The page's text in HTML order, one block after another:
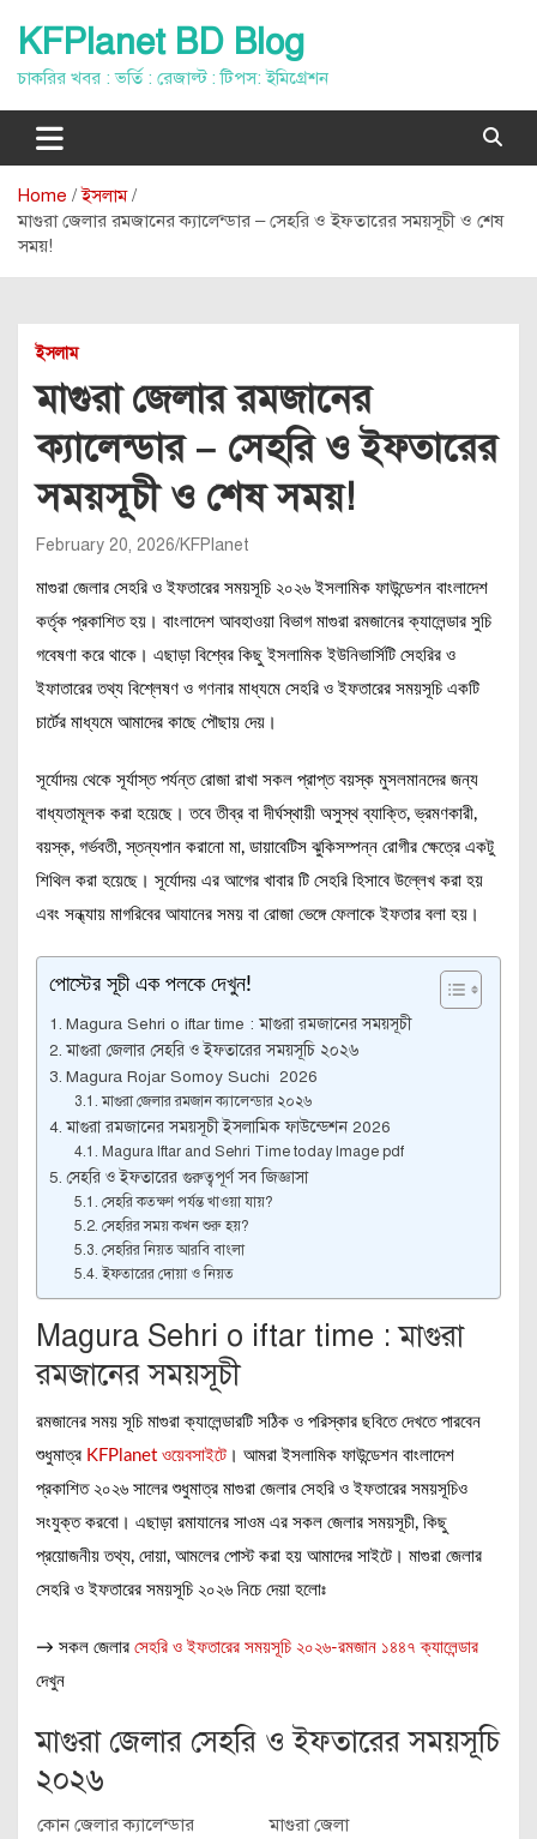
content
KFPlanet BD Blog
চাকরির খবর : ভর্তি : রেজাল্ট : টিপস: ইমিগ্রেশন
Home
ইসলাম
মাগুরা জেলার রমজানের ক্যালেন্ডার – সেহরি ও ইফতারের সময়সূচী ও শেষ
সময়!
ইসলাম
মাগুরা জেলার রমজানের
ক্যালেন্ডার – সেহরি ও ইফতারের
সময়সূচী ও শেষ সময়!
February 20, 2026 KFPlanet
মাগুরা জেলার সেহরি ও ইফতারের সময়সূচি ২০২৬ ইসলামিক ফাউন্ডেশন বাংলাদেশ
কর্তৃক প্রকাশিত হয়। বাংলাদেশ আবহাওয়া বিভাগ মাগুরা রমজানের ক্যালেন্ডার সুচি
গবেষণা করে থাকে। এছাড়া বিশ্বের কিছু ইসলামিক ইউনিভার্সিটি সেহরির ও
ইফাতারের তথ্য বিশ্লেষণ ও গণনার মাধ্যমে সেহরি ও ইফতারের সময়সূচি একটি
চার্টের মাধ্যমে আমাদের কাছে পৌছায় দেয়।
সূর্যোদয় থেকে সূর্যাস্ত পর্যন্ত রোজা রাখা সকল প্রাপ্ত বয়স্ক মুসলমানদের জন্য
বাধ্যতামূলক করা হয়েছে। তবে তীব্র বা দীর্ঘস্থায়ী অসুস্থ ব্যাক্তি, ভ্রমণকারী,
বয়স্ক, গর্ভবতী, স্তন্যপান করানো মা, ডায়াবেটিস ঝুকিসম্পন্ন রোগীর ক্ষেত্রে একটু
শিথিল করা হয়েছে। সূর্যোদয় এর আগের খাবার টি সেহরি হিসাবে উল্লেখ করা হয়
এবং সন্ধ্যায় মাগরিবের আযানের সময় বা রোজা ভেঙ্গে ফেলাকে ইফতার বলা হয়।
পোস্টের সূচী এক পলকে দেখুন!
Magura Sehri o iftar time : মাগুরা রমজানের সময়সূচী
মাগুরা জেলার সেহরি ও ইফতারের সময়সূচি ২০২৬
Magura Rojar Somoy Suchi 2026
মাগুরা জেলার রমজান ক্যালেন্ডার ২০২৬
মাগুরা রমজানের সময়সূচী ইসলামিক ফাউন্ডেশন 2026
Magura Iftar and Sehri Time today Image pdf
সেহরি ও ইফতারের গুরুত্বপূর্ণ সব জিজ্ঞাসা
সেহরি কতক্ষণ পর্যন্ত খাওয়া যায়?
সেহরির সময় কখন শুরু হয়?
সেহরির নিয়ত আরবি বাংলা
ইফতারের দোয়া ও নিয়ত
Magura Sehri o iftar time : মাগুরা
রমজানের সময়সূচী
রমজানের সময় সূচি মাগুরা ক্যালেন্ডারটি সঠিক ও পরিস্কার ছবিতে দেখতে পারবেন
শুধুমাত্র KFPlanet ওয়েবসাইটে । আমরা ইসলামিক ফাউন্ডেশন বাংলাদেশ
প্রকাশিত ২০২৬ সালের শুধুমাত্র মাগুরা জেলার সেহরি ও ইফতারের সময়সূচিও
সংযুক্ত করবো। এছাড়া রমাযানের সাওম এর সকল জেলার সময়সূচী, কিছু
প্রয়োজনীয় তথ্য, দোয়া, আমলের পোস্ট করা হয় আমাদের সাইটে। মাগুরা জেলার
সেহরি ও ইফতারের সময়সূচি ২০২৬ নিচে দেয়া হলোঃ
→ সকল জেলার সেহরি ও ইফতারের সময়সূচি ২০২৬-রমজান ১৪৪৭ ক্যালেন্ডার
দেখুন
মাগুরা জেলার সেহরি ও ইফতারের সময়সূচি
২০২৬
কোন জেলার ক্যালেন্ডার
মাগুরা জেলা